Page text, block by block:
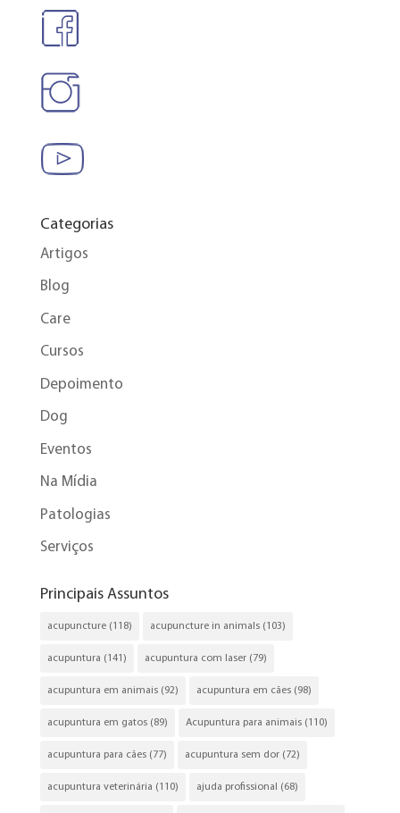
Categorias
Artigos
Blog
Care
Cursos
Depoimento
Dog
Eventos
Na Mídia
Patologias
Serviços
Principais Assuntos
acupuncture(118) acupuncture in animals(103)
acupuntura (141) acupuntura com laser(79)
acupuntura em animais(92) acupuntura em cães(98)
acupuntura em gatos(89) Acupuntura para animais(110)
acupuntura para cães(77) acupuntura sem dor(72)
acupuntura veterinária (110) ajuda profissional (68)